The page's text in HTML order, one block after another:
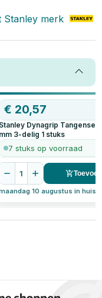
Stanley merk
OP=OP
€ 20,57
Stanley Dynagrip Tangenset
mm 3-delig 1 stuks
7 stuks op voorraad
1
10 augustus in huis